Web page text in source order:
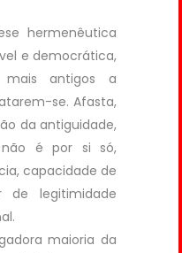
hermenêutica
e democrática,
antigos a
se. Afasta,
da antiguidade,
é por si só,
capacidade de
de legitimidade
maioria da